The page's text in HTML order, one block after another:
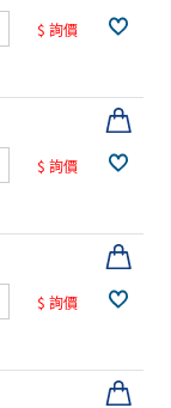
$ 詢價
$ 詢價
$ 詢價